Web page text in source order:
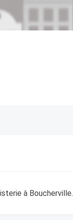
à Boucherville.